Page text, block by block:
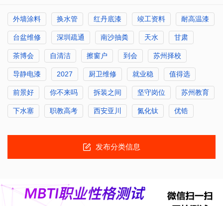
外墙涂料 换水管 红丹底漆 竣工资料 耐高温漆
台盆维修 深圳疏通 南沙抽粪 天水 甘肃
茶博会 自清洁 擦窗户 到会 苏州择校
导静电漆 2027 厨卫维修 就业稳 值得选
前景好 你不来吗 拆装之间 坚守岗位 苏州教育
下水塞 职教高考 西安亚川 氮化钛 优锆
发布分类信息